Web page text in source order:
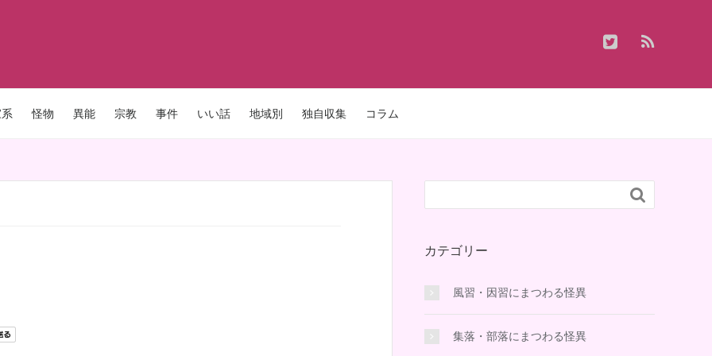
怪物 異能 宗教 事件 いい話 地域別 独自収集 コラム

カテゴリー
風習・因習にまつわる怪異
集落・部落にまつわる怪異